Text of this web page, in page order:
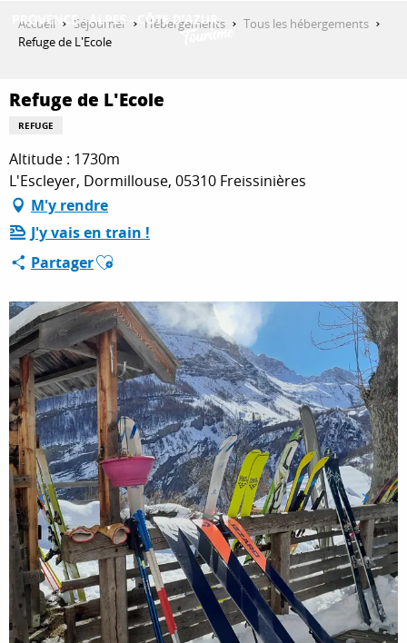
contenu
QUE FAIRE ?
SÉJOURNER
ESPACE PRO
Accueil Séjourner Hébergements
Tous les hébergements
Refuge de L'Ecole
Refuge de L'Ecole
REFUGE
Altitude : 1730m
L'Escleyer, Dormillouse, 05310 Freissinières
M'y rendre
J'y vais en train !
PartagerAjouter aux favoris